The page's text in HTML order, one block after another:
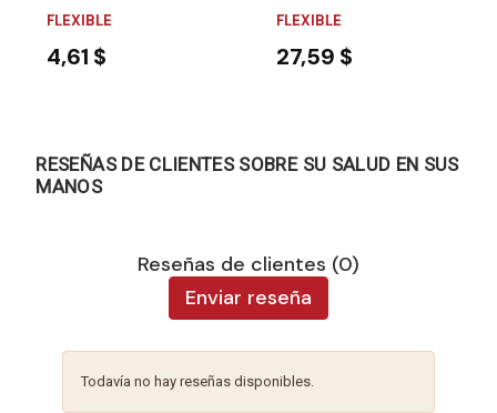
FLEXIBLE
4,61 $
FLEXIBLE
27,59 $
RESEÑAS DE CLIENTES SOBRE SU SALUD EN SUS
MANOS
Reseñas de clientes (0)
Enviar reseña
Todavía no hay reseñas disponibles.